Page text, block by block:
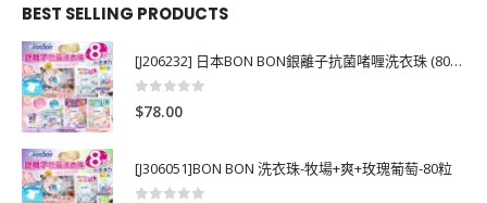
BEST SELLING PRODUCTS
[J206232] 日本BON BON銀離子抗菌啫喱洗衣珠 (80粒)
0
$78.00
[J306051]BON BON 洗衣珠-牧場+爽+玫瑰葡萄-80粒